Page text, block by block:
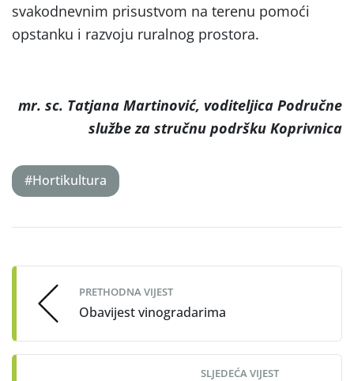
svakodnevnim prisustvom na terenu pomoći
opstanku i razvoju ruralnog prostora.
mr. sc. Tatjana Martinović, voditeljica Područne
službe za stručnu podršku Koprivnica
#Hortikultura
navigation
PRETHODNA VIJEST
Obavijest vinogradarima
SLJEDEĆA VIJEST